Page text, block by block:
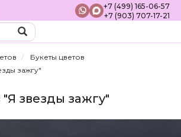
+7 (499) 165-06-57
+7 (903) 707-17-21
Букеты цветов
зажгу"
"Я звезды зажгу"